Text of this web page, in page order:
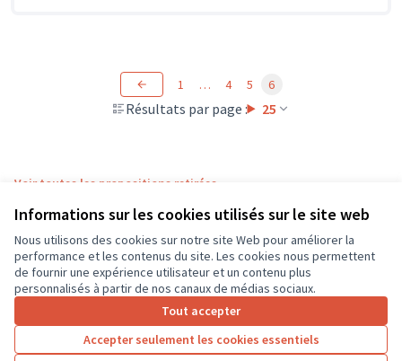
Informations sur les cookies utilisés sur le site web
Nous utilisons des cookies sur notre site Web pour améliorer la
performance et les contenus du site. Les cookies nous permettent
de fournir une expérience utilisateur et un contenu plus
personnalisés à partir de nos canaux de médias sociaux.
Tout accepter
Accepter seulement les cookies essentiels
Résultats par page : 25
1 … 4 5 6
Voir toutes les propositions retirées
Conditions d'utilisation
Paramètres des cookies
CD37 sur X
(Lien externe)
CD37 sur Facebook
CD37 sur Instagram
CD37 sur YouTube
(Lien externe)